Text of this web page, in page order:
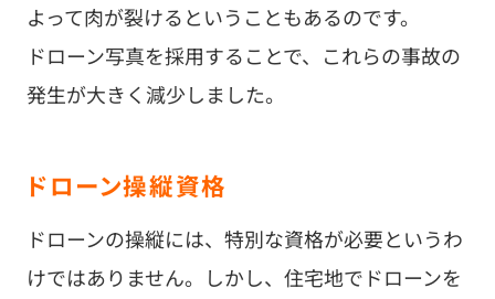
よって肉が裂けるということもあるのです。
ドローン写真を採用することで、これらの事故の
発生が大きく減少しました。
ドローン操縦資格
ドローンの操縦には、特別な資格が必要というわ
けではありません。しかし、住宅地でドローンを